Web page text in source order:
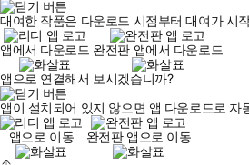
대여한 작품은 다운로드 시점부터 대여가 시
앱에서 다운로드 완전판 앱에서 다운로드
앱으로 연결해서 보시겠습니까?
앱이 설치되어 있지 않으면 앱 다운로드로 자
앱으로 이동
완전판 앱으로 이동